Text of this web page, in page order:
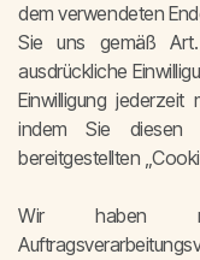
dem verwendeten
Sie uns gemäß
ausdrückliche
Einwilligung
indem Sie
bereitgestellten
Wir haben